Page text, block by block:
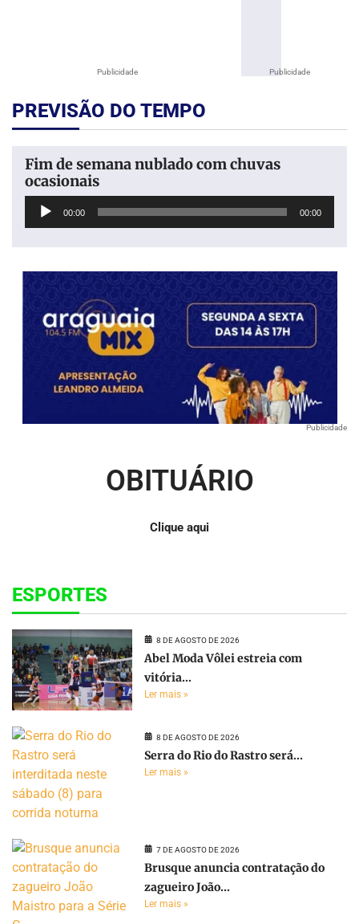
Publicidade Publicidade
PREVISÃO DO TEMPO
Fim de semana nublado com chuvas
ocasionais
Tocador
00:00 00:00
Publicidade
OBITUÁRIO
Clique aqui
ESPORTES
8 DE AGOSTO DE 2026
Abel Moda Vôlei estreia com
vitória...
Ler mais »
8 DE AGOSTO DE 2026
Serra do Rio do Rastro será...
Ler mais »
7 DE AGOSTO DE 2026
Brusque anuncia contratação do
zagueiro João...
Ler mais »